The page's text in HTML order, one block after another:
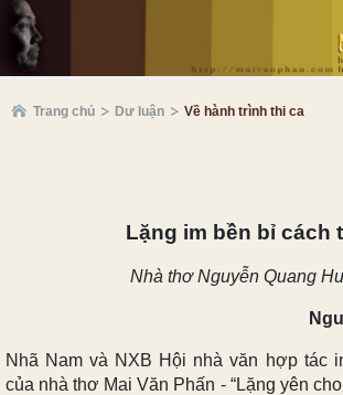
Trang chủ Dư luận Về hành trình thi ca
Lặng im bền bỉ cách
Nhà thơ Nguyễn Quang
Nhã Nam và NXB Hội nhà văn hợp tác
của nhà thơ Mai Văn Phấn - “Lặng yên